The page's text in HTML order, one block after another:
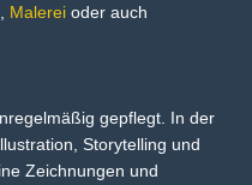
Malerei oder auch
gepflegt. In der
Storytelling und
Zeichnungen und